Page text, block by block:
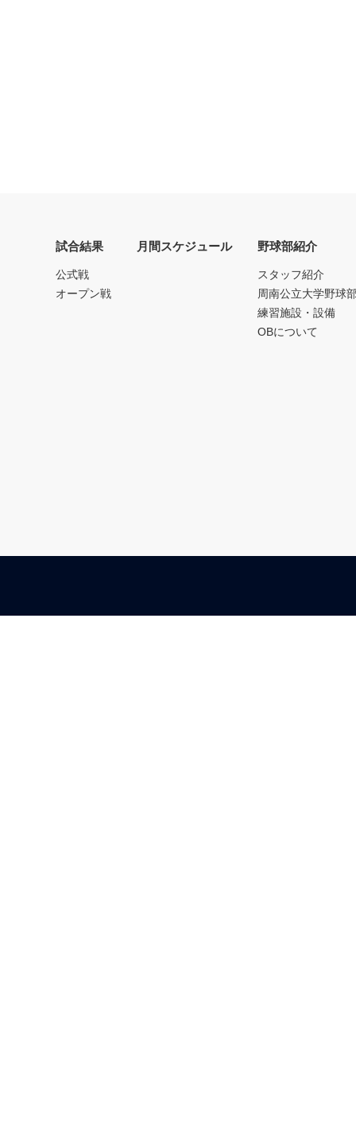
試合結果
公式戦
オープン戦
月間スケジュール 野球部紹介
スタッフ紹介
周南公立大学野球
練習施設・設備
OBについて